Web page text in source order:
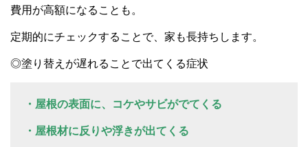
費用が高額になることも。
定期的にチェックすることで、家も長持ちします。
◎塗り替えが遅れることで出てくる症状
・屋根の表面に、コケやサビがでてくる
・屋根材に反りや浮きが出てくる